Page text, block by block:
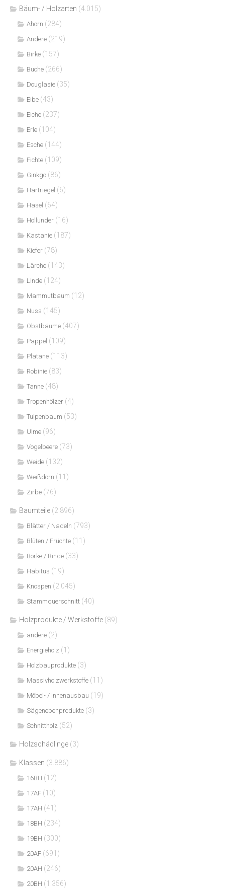
Bäum- / Holzarten (4.015)
Ahorn (284)
Andere (219)
Birke (157)
Buche (266)
Douglasie (35)
Eibe (43)
Eiche (237)
Erle (104)
Esche (144)
Fichte (109)
Ginkgo (86)
Hartriegel (6)
Hasel (64)
Hollunder (16)
Kastanie (187)
Kiefer (78)
Lärche (143)
Linde (124)
Mammutbaum (12)
Nuss (145)
Obstbäume (407)
Pappel (109)
Platane (113)
Robinie (83)
Tanne (48)
Tropenhölzer (4)
Tulpenbaum (53)
Ulme (96)
Vogelbeere (73)
Weide (132)
Weißdorn (11)
Zirbe (76)
Baumteile (2.896)
Blätter / Nadeln (793)
Blüten / Früchte (11)
Borke / Rinde (33)
Habitus (19)
Knospen (2.045)
Stammquerschnitt (40)
Holzprodukte / Werkstoffe (89)
andere (2)
Energieholz (1)
Holzbauprodukte (3)
Massivholzwerkstoffe (11)
Möbel- / Innenausbau (19)
Sägenebenprodukte (3)
Schnittholz (52)
Holzschädlinge (3)
Klassen (3.886)
16BH (12)
17AF (10)
17AH (41)
18BH (234)
19BH (300)
20AF (691)
20AH (246)
20BH (1.356)